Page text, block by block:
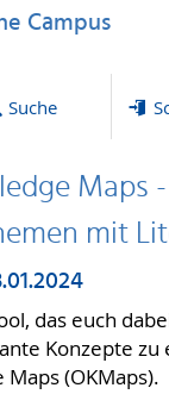
Campus
Suche
Maps
mit
das euch
Konzepte zu
(OKMaps).